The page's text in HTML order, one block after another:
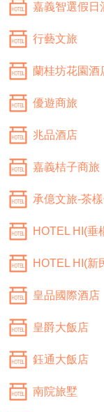
嘉義智選假日
行藝文旅
蘭桂坊花園酒
優遊商旅
兆品酒店
嘉義桔子商旅
承億文旅-茶
HOTEL HI(垂
HOTEL HI(新
皇品國際酒店
皇爵大飯店
鈺通大飯店
南院旅墅